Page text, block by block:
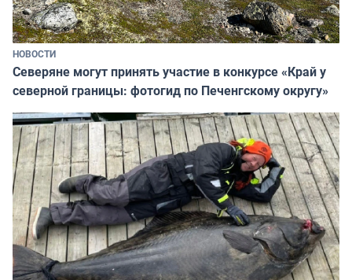
НОВОСТИ
Северяне могут принять участие в конкурсе «Край у
северной границы: фотогид по Печенгскому округу»